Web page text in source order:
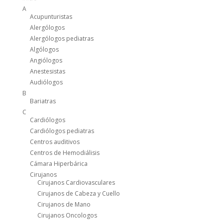
A
Acupunturistas
Alergólogos
Alergólogos pediatras
Algólogos
Angiólogos
Anestesistas
Audiólogos
B
Bariatras
C
Cardiólogos
Cardiólogos pediatras
Centros auditivos
Centros de Hemodiálisis
Cámara Hiperbárica
Cirujanos
Cirujanos Cardiovasculares
Cirujanos de Cabeza y Cuello
Cirujanos de Mano
Cirujanos Oncologos